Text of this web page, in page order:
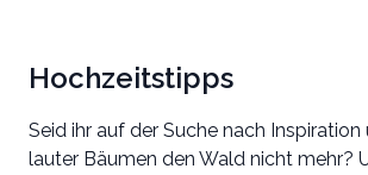
Hochzeitstipps
Seid ihr auf der Suche nach
lauter Bäumen den Wald nicht mehr?